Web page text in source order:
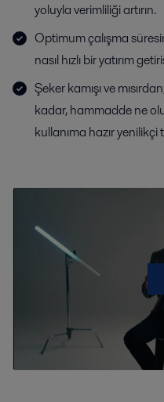
yoluyla verimliliği artırın.
Optimum çalışma
nasıl hızlı bir yatırım
Şeker kamışı ve
kadar, hammadde ne
kullanıma hazır